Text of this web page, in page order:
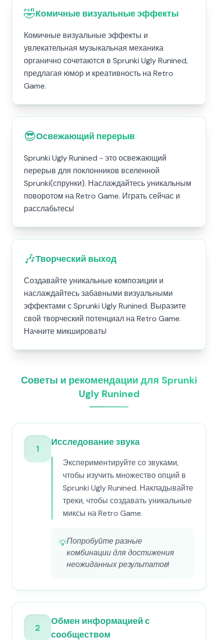
🤣Комичные визуальные эффекты
Комичные визуальные эффекты и
увлекательная музыкальная механика
органично сочетаются в Sprunki Ugly Runined,
предлагая юмор и креативность на Retro
Game.
😎Освежающий перерыв
Sprunki Ugly Runined - это освежающий
перерыв для поклонников вселенной
Sprunki(спрунки). Наслаждайтесь уникальным
поворотом на Retro Game. Играть сейчас и
расслабьтесь!
🎶Творческий выход
Создавайте уникальные композиции и
наслаждайтесь забавными визуальными
эффектами с Sprunki Ugly Runined. Выразите
свой творческий потенциал на Retro Game.
Начните микшировать!
Советы и рекомендации для Sprunki
Ugly Runined
1
Исследование звука
Экспериментируйте со звуками,
чтобы изучить множество опций в
Sprunki Ugly Runined. Накладывайте
треки, чтобы создавать уникальные
миксы на Retro Game.
💡Попробуйте разные
комбинации для достижения
неожиданных результатов!
2
Обмен информацией с
сообществом